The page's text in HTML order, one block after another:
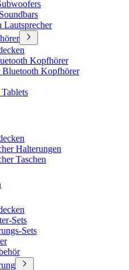
Lautsprecher
Kopfhörer
Bluetooth Kopfhörer
Halterungen
Taschen
Sets
Sets